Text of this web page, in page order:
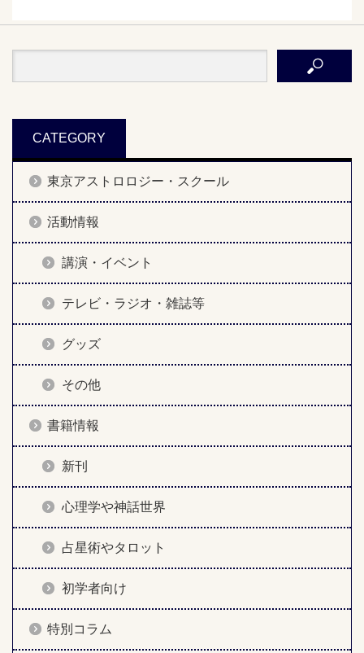
CATEGORY
東京アストロロジー・スクール
活動情報
講演・イベント
テレビ・ラジオ・雑誌等
グッズ
その他
書籍情報
新刊
心理学や神話世界
占星術やタロット
初学者向け
特別コラム